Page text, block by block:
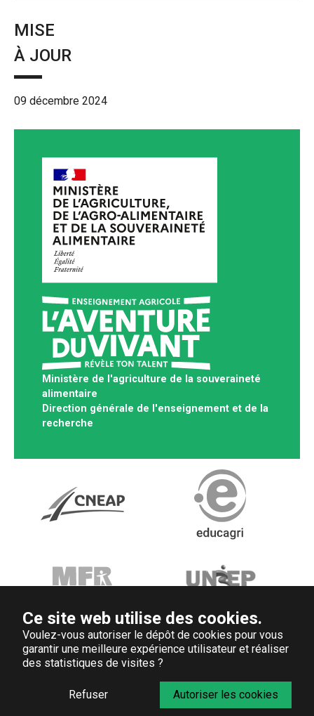
MISE
À JOUR
09 décembre 2024
Ministère de l'agriculture de la souveraineté
alimentaire
Direction générale de l'enseignement et de la
recherche
Ce site web utilise des cookies.
Voulez-vous autoriser le dépôt de cookies pour vous
garantir une meilleure expérience utilisateur et réaliser
des statistiques de visites ?
Refuser Autoriser les cookies